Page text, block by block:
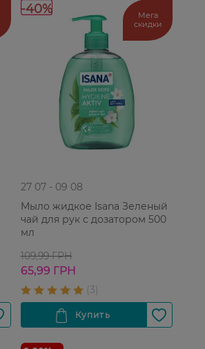
-40%
Мега
скидки
27 07 - 09 08
Мыло жидкое Isana Зеленый
чай для рук с дозатором 500
мл
109,99 ГРН
65,99 ГРН